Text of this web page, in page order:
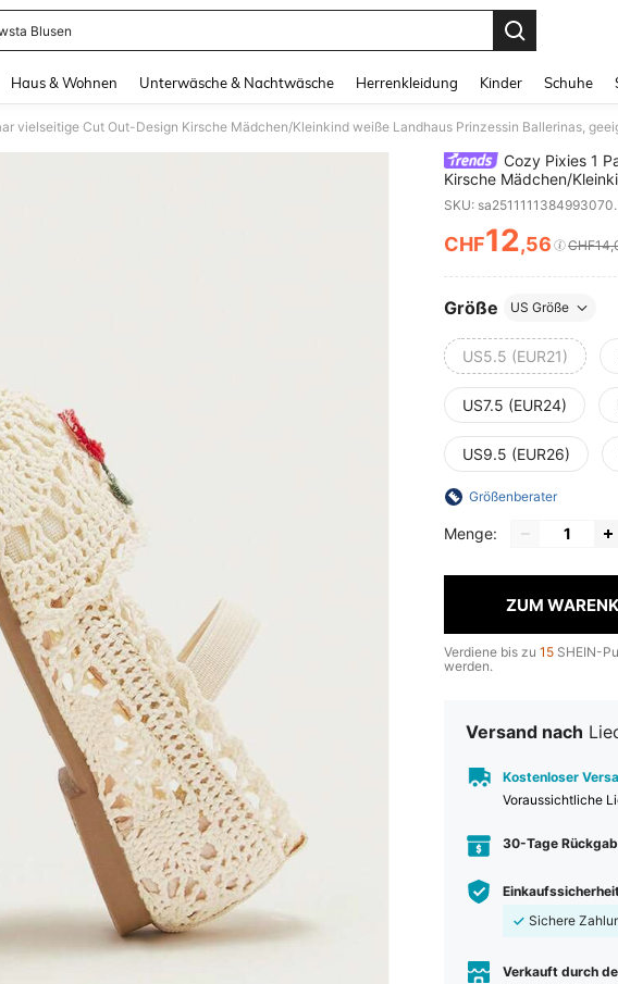
Blusen
Haus & Wohnen Unterwäsche & Nachtwäsche Herrenkleidung Kinder Schuhe
vielseitige Cut Out-Design Kirsche Mädchen/Kleinkind weiße Landhaus Prinzessin Ballerinas,
Cozy Pixies 1
Kirsche Mädchen/
Ballerinas, geeignet für SKU:
PRICE
CHF12,56
Größe US Größe
US5.5 (EUR21)
US7.5 (EUR24)
US9.5 (EUR26)
Größenberater
Menge:
ZUM
Verdiene bis zu 15 SHEIN-
werden.
Versand nach
Kostenloser
Voraussichtliche
30-Tage
Sichere
Verkauft durch